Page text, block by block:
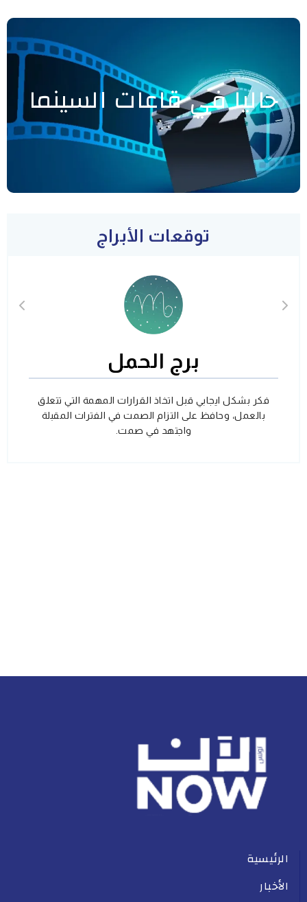
حاليا في قاعات السينما
توقعات الأبراج
برج الحمل
فكر بشكل ايجابي قبل اتخاذ القرارات المهمة التي تتعلق
بالعمل، وحافظ على التزام الصمت في الفترات المقبلة
واجتهد في صمت.
الرئيسية
الأخبار